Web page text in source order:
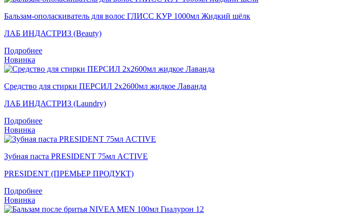
Бальзам-ополаскиватель для волос ГЛИСС КУР 1000мл Жидкий шёлк
ЛАБ ИНДАСТРИЗ (Beauty)
Подробнее
Новинка
Средство для стирки ПЕРСИЛ 2х2600мл жидкое Лаванда
ЛАБ ИНДАСТРИЗ (Laundry)
Подробнее
Новинка
Зубная паста PRESIDENT 75мл ACTIVE
PRESIDENT (ПРЕМЬЕР ПРОДУКТ)
Подробнее
Новинка